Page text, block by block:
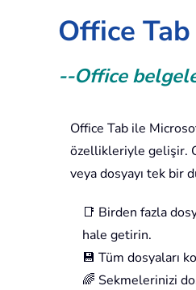
Office Tab
--Office
Office Tab ile
özellikleriyle gelişir.
veya dosyayı tek bir
📑 Birden fazla
hale getirin.
💾 Tüm dosyaları
🌈 Sekmelerinizi